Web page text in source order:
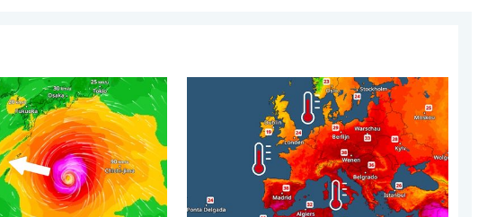
. . donderdag 30 juli 2026
weg naar Japan. Veel regen en wind. . . woensdag 5 augustus 2026
Europese zeeën zijn ongewoon warm. Tot 30